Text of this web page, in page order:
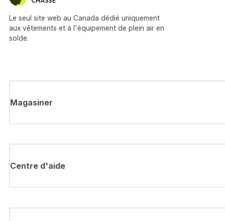
Le seul site web au Canada dédié uniquement
aux vêtements et à l'équipement de plein air en
solde.
Magasiner
Centre d'aide